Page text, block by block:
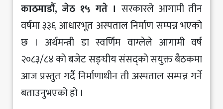
काठमाडौँ, जेठ १५ गते । सरकारले आगामी तीन
वर्षमा ३३६ आधारभूत अस्पताल निर्माण सम्पन्न भएको
छ । अर्थमन्त्री डा स्वर्णिम वाग्लेले आगामी वर्ष
२०८३/८४ को बजेट सङ्घीय संसद्को सयुक्त बैठकमा
आज प्रस्तुत गर्दै निर्माणाधीन ती अस्पताल सम्पन्न गर्ने
बताउनुभएको हो ।